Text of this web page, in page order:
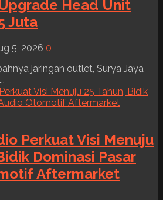
Head Unit
Juta
5, 2026 0
jaringan outlet, Surya Jaya
Perkuat Visi Menuju
Dominasi Pasar
Aftermarket